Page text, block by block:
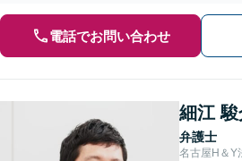
電話でお問い合わせ
細江 駿
弁護士
名古屋H＆Y